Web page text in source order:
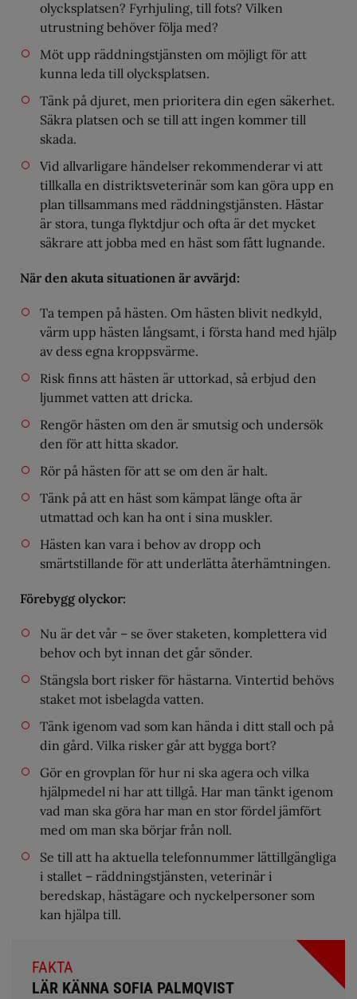
olycksplatsen? Fyrhjuling, till fots? Vilken
utrustning behöver följa med?
Möt upp räddningstjänsten om möjligt för att
kunna leda till olycksplatsen.
Tänk på djuret, men prioritera din egen säkerhet.
Säkra platsen och se till att ingen kommer till
skada.
Vid allvarligare händelser rekommenderar vi att
tillkalla en distriktsveterinär som kan göra upp en
plan tillsammans med räddningstjänsten. Hästar
är stora, tunga flyktdjur och ofta är det mycket
säkrare att jobba med en häst som fått lugnande.
När den akuta situationen är avvärjd:
Ta tempen på hästen. Om hästen blivit nedkyld,
värm upp hästen långsamt, i första hand med hjälp
av dess egna kroppsvärme.
Risk finns att hästen är uttorkad, så erbjud den
ljummet vatten att dricka.
Rengör hästen om den är smutsig och undersök
den för att hitta skador.
Rör på hästen för att se om den är halt.
Tänk på att en häst som kämpat länge ofta är
utmattad och kan ha ont i sina muskler.
Hästen kan vara i behov av dropp och
smärtstillande för att underlätta återhämtningen.
Förebygg olyckor:
Nu är det vår – se över staketen, komplettera vid
behov och byt innan det går sönder.
Stängsla bort risker för hästarna. Vintertid behövs
staket mot isbelagda vatten.
Tänk igenom vad som kan hända i ditt stall och på
din gård. Vilka risker går att bygga bort?
Gör en grovplan för hur ni ska agera och vilka
hjälpmedel ni har att tillgå. Har man tänkt igenom
vad man ska göra har man en stor fördel jämfört
med om man ska börjar från noll.
Se till att ha aktuella telefonnummer lättillgängliga
i stallet – räddningstjänsten, veterinär i
beredskap, hästägare och nyckelpersoner som
kan hjälpa till.
FAKTA
LÄR KÄNNA SOFIA PALMQVIST